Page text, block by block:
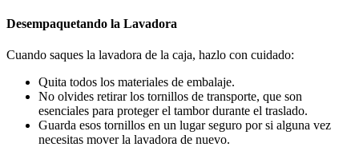
Desempaquetando la Lavadora
Cuando saques la lavadora de la caja, hazlo con cuidado:
Quita todos los materiales de embalaje.
No olvides retirar los tornillos de transporte, que son
esenciales para proteger el tambor durante el traslado.
Guarda esos tornillos en un lugar seguro por si alguna vez
necesitas mover la lavadora de nuevo.